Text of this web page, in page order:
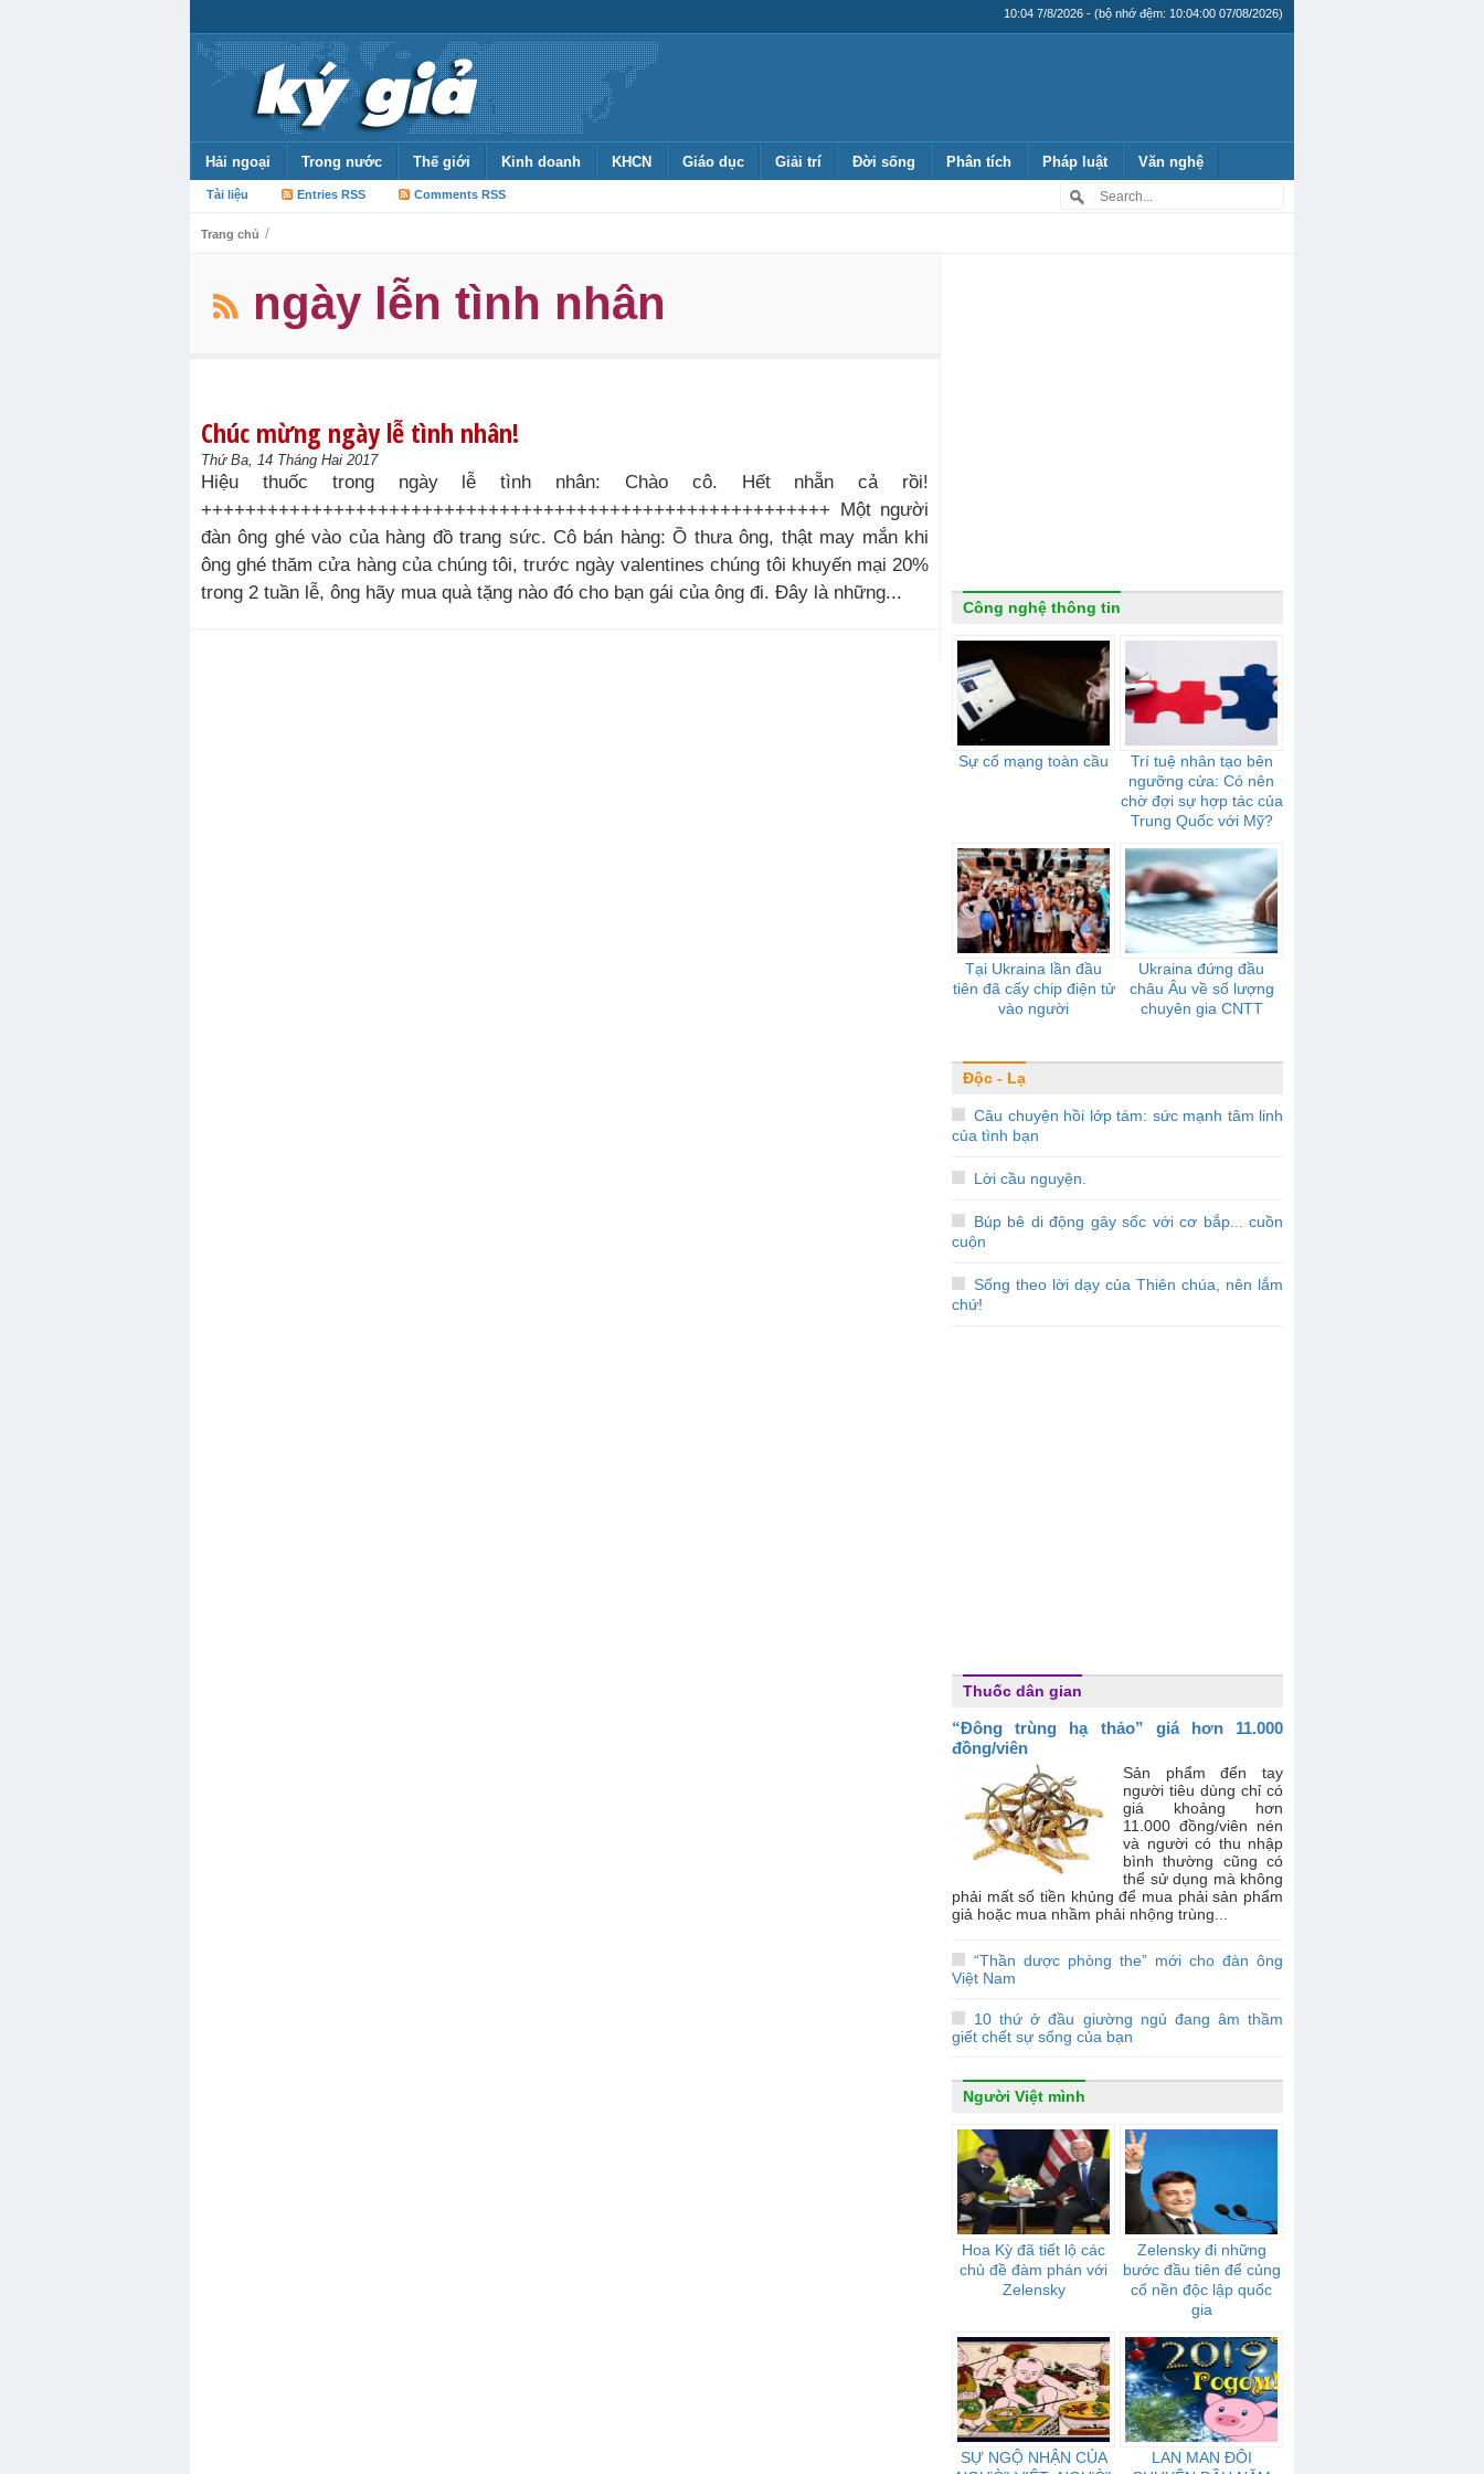
10:04 7/8/2026 - (bộ nhớ đệm: 10:04:00 07/08/2026)
Hải ngoại Trong nước Thế giới Kinh doanh KHCN Giáo dục Giải trí Đời sống Phân tích Pháp luật Văn nghệ
Tài liệu Entries RSS Comments RSS
Trang chủ /
ngày lễn tình nhân
Chúc mừng ngày lễ tình nhân!
Thứ Ba, 14 Tháng Hai 2017
Hiệu thuốc trong ngày lễ tình nhân: Chào cô. Hết nhẵn cả rồi!
+++++++++++++++++++++++++++++++++++++++++++++++++++++++++ Một người
đàn ông ghé vào của hàng đồ trang sức. Cô bán hàng: Ồ thưa ông, thật may mắn khi
ông ghé thăm cửa hàng của chúng tôi, trước ngày valentines chúng tôi khuyến mại 20%
trong 2 tuần lễ, ông hãy mua quà tặng nào đó cho bạn gái của ông đi. Đây là những...
Công nghệ thông tin
Sự cố mạng toàn cầu
Trí tuệ nhân tạo bên
ngưỡng cửa: Có nên
chờ đợi sự hợp tác của
Trung Quốc với Mỹ?
Tại Ukraina lần đầu
tiên đã cấy chip điện tử
vào người
Ukraina đứng đầu
châu Âu về số lượng
chuyên gia CNTT
Độc - Lạ
Câu chuyện hồi lớp tám: sức mạnh tâm linh
của tình bạn
Lời cầu nguyện.
Búp bê di động gây sốc với cơ bắp... cuồn
cuộn
Sống theo lời dạy của Thiên chúa, nên lắm
chứ!
Thuốc dân gian
“Đông trùng hạ thảo” giá hơn 11.000
đồng/viên
Sản phẩm đến tay
người tiêu dùng chỉ có
giá khoảng hơn
11.000 đồng/viên nén
và người có thu nhập
bình thường cũng có
thể sử dụng mà không
phải mất số tiền khủng để mua phải sản phẩm
giả hoặc mua nhầm phải nhộng trùng...
“Thần dược phòng the” mới cho đàn ông
Việt Nam
10 thứ ở đầu giường ngủ đang âm thầm
giết chết sự sống của bạn
Người Việt mình
Hoa Kỳ đã tiết lộ các
chủ đề đàm phán với
Zelensky
Zelensky đi những
bước đầu tiên để củng
cố nền độc lập quốc
gia
SỰ NGỘ NHẬN CỦA
LAN MAN ĐÔI